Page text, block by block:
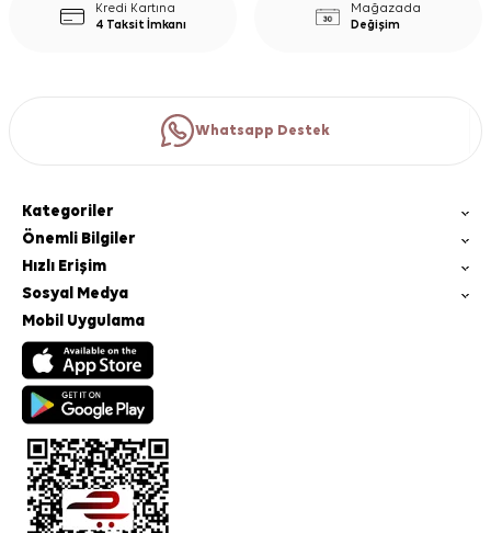
Kredi Kartına
4 Taksit İmkanı
Mağazada
Değişim
Whatsapp Destek
Kategoriler
Önemli Bilgiler
Hızlı Erişim
Sosyal Medya
Mobil Uygulama